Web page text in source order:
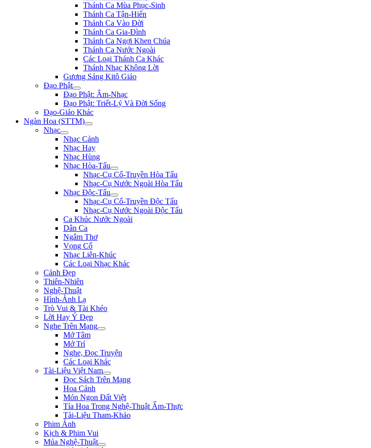
Thánh Ca Mùa Phục-Sinh
Thánh Ca Tận-Hiến
Thánh Ca Vào Đời
Thánh Ca Gia-Đình
Thánh Ca Ngợi Khen Chúa
Thánh Ca Nước Ngoài
Các Loại Thánh Ca Khác
Thánh Nhạc Không Lời
Gương Sáng Kitô Giáo
Đạo Phật
Đạo Phật: Âm-Nhạc
Đạo Phật: Triết-Lý Và Đời Sống
Đạo-Giáo Khác
Ngàn Hoa (STTM)
Nhạc
Nhạc Cảnh
Nhạc Hay
Nhạc Hùng
Nhạc Hòa-Tấu
Nhạc-Cụ Cổ-Truyền Hòa Tấu
Nhạc-Cụ Nước Ngoài Hòa Tấu
Nhạc Độc-Tấu
Nhạc-Cụ Cổ-Truyền Độc Tấu
Nhạc-Cụ Nước Ngoài Độc Tấu
Ca Khúc Nước Ngoài
Dân Ca
Ngâm Thơ
Vọng Cổ
Nhạc Liên-Khúc
Các Loại Nhạc Khác
Cảnh Đẹp
Thiên-Nhiên
Nghệ-Thuật
Hình-Ảnh Lạ
Trò Vui & Tài Khéo
Lời Hay Ý Đẹp
Nghe Trên Mạng
Mở Tâm
Mở Trí
Nghe, Đọc Truyện
Các Loại Khác
Tài-Liệu Việt Nam
Đọc Sách Trên Mạng
Hoa Cảnh
Món Ngon Đất Việt
Tỉa Hoa Trong Nghệ-Thuật Ẩm-Thực
Tài-Liệu Tham-Khảo
Phim Ảnh
Kịch & Phim Vui
Múa Nghệ-Thuật